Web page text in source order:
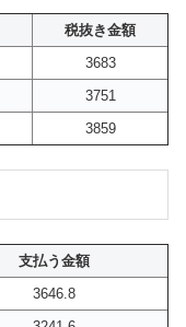
税抜き金額
3683
3751
3859
支払う金額
3646.8